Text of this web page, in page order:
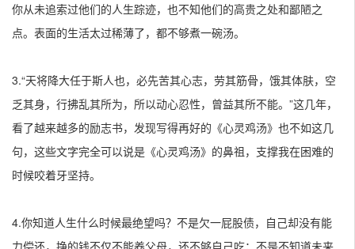
你从未追索过他们的人生踪迹，也不知他们的高贵之处和鄙陋之
点。表面的生活太过稀薄了，都不够煮一碗汤。
3.“天将降大任于斯人也，必先苦其心志，劳其筋骨，饿其体肤，空
乏其身，行拂乱其所为，所以动心忍性，曾益其所不能。”这几年，
看了越来越多的励志书，发现写得再好的《心灵鸡汤》也不如这几
句，这些文字完全可以说是《心灵鸡汤》的鼻祖，支撑我在困难的
时候咬着牙坚持。
4.你知道人生什么时候最绝望吗？不是欠一屁股债，自己却没有能
力偿还，挣的钱不仅不能养父母，还不够自己吃；不是不知道未来